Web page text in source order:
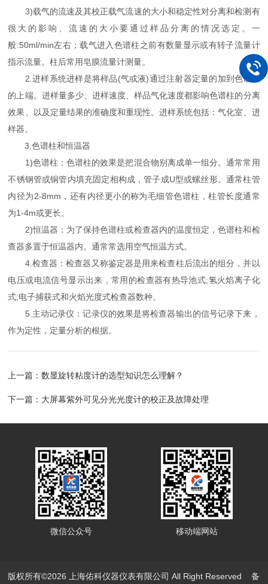
3)载气的流速及其校正载气流速的大小和稳定性对分离和检测有
很大的影响、流速的大小要通过样品分离的情况选定。一
般:50ml/min左右；载气进入色谱柱之前有数量显示或有转子流量计
指示流量。柱后常用皂膜流量计测量。
2.进样系统进样是将样品(气或液)通过注射器定量的加到色谱柱
的上端。进样量多少、进样速度、样品气化速度都影响色谱柱的分离
效果、以及定量结果的准确度和重现性。进样系统包括：气化室、进
样器。
3.色谱柱和恒温器
1)色谱柱：色谱柱的效果是把混合物别离成单一组分。通常常用
不锈钢管或铜管内填充固定相构成，管子成U型或螺丝形。通常柱管
内径为2-8mm，还有内径更小的称为毛细管色谱柱，柱管长度通常
为1-4m或更长。
2)恒温器：为了保持色谱柱或检查器内的温度恒定，色谱柱和检
查器多置于恒温器内。通常常选用空气恒温方式。
4.检查器：检查器又称鉴定器是用来检查柱后流出的组分，并以
电压或电流信号显示出来，常用的检查器有热导池式;氢火焰离子化
式;电子捕获式和火焰光度式检查器数种。
5.主动记录仪：记录仪的效果是将检查器输出的信号记录下来，
作为定性，定量分析的根据。
上一篇：数显旋转粘度计的选型知识怎么理解？
下一篇： 大屏幕紫外可见分光光度计的校正及故障处理
微信公众号 移动端网站
版权所有©2026 上海佑科仪器仪表有限公司 All Right Reserved备